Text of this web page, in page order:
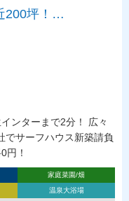
200坪！…
ンターまで2分！ 広々
でサーフハウス新築請負
円！
家庭菜園/畑
温泉大浴場